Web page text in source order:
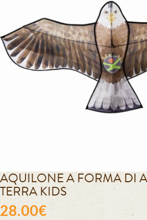
AQUILONE A FORMA DI
TERRA KIDS
28.00€